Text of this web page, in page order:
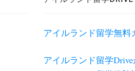
アイルランド留学無料
アイルランド留学